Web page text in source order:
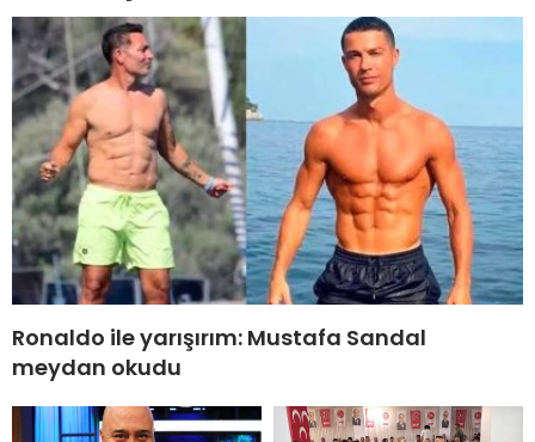
Ronaldo ile yarışırım: Mustafa Sandal
meydan okudu